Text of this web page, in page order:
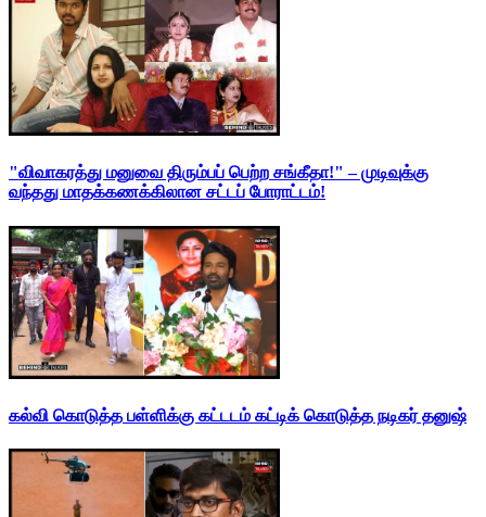
"விவாகரத்து மனுவை திரும்பப் பெற்ற சங்கீதா!" – முடிவுக்கு
வந்தது மாதக்கணக்கிலான சட்டப் போராட்டம்!
கல்வி கொடுத்த பள்ளிக்கு கட்டடம் கட்டிக் கொடுத்த நடிகர் தனுஷ்